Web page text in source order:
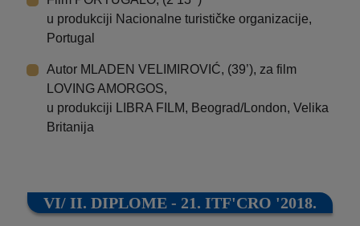
u produkciji Nacionalne turističke organizacije,
Portugal
Autor MLADEN VELIMIROVIĆ, (39’), za film
LOVING AMORGOS,
u produkciji LIBRA FILM, Beograd/London, Velika
Britanija
VI/ II. DIPLOME - 21. ITF'CRO '2018.